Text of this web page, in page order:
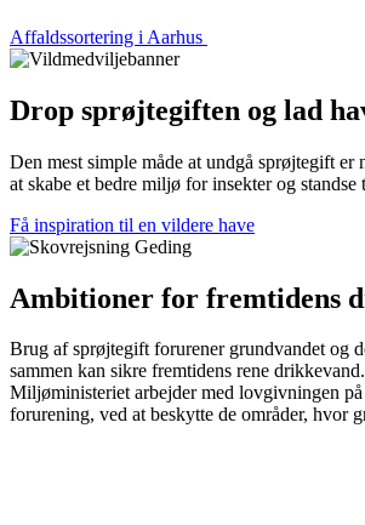
Affaldssortering i Aarhus
Drop sprøjtegiften og lad
Den mest simple måde at undgå sprøjtegift
at skabe et bedre miljø for insekter og
Få inspiration til en vildere have
Ambitioner for fremtidens
Brug af sprøjtegift forurener grundvandet og
sammen kan sikre fremtidens rene drikkevand.
Miljøministeriet arbejder med lovgivningen
forurening, ved at beskytte de områder, hvor